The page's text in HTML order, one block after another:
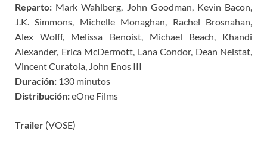
Reparto: Mark Wahlberg, John Goodman, Kevin Bacon,
J.K. Simmons, Michelle Monaghan, Rachel Brosnahan,
Alex Wolff, Melissa Benoist, Michael Beach, Khandi
Alexander, Erica McDermott, Lana Condor, Dean Neistat,
Vincent Curatola, John Enos III
Duración: 130 minutos
Distribución:eOne Films
Trailer (VOSE)